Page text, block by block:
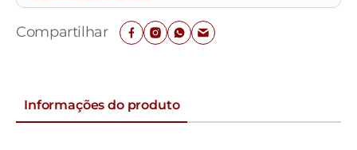
Compartilhar
Informações do produto